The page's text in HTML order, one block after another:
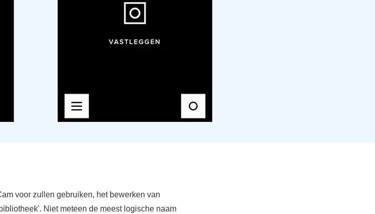
voor zullen gebruiken, het bewerken van
Niet meteen de meest logische naam